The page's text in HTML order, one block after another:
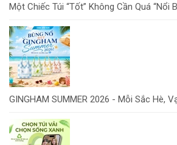
Một Chiếc Túi “Tốt” Không Cần Quá “Nổi
GINGHAM SUMMER 2026 - Mỗi Sắc Hè,